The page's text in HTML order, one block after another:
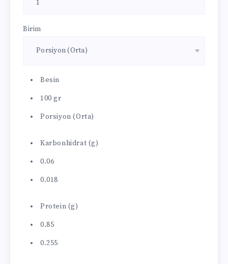
Birim
Besin
100 gr
Porsiyon (Orta)
Karbonhidrat (g)
0.06
0.018
Protein (g)
0.85
0.255